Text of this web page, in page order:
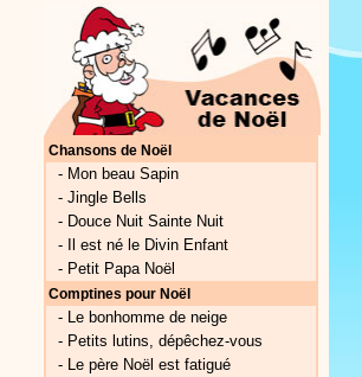
Chansons de Noël
- Mon beau Sapin
- Jingle Bells
- Douce Nuit Sainte Nuit
-
Il est né le Divin Enfant
- Petit Papa Noël
Comptines pour Noël
- Le bonhomme de neige
- Petits lutins, dépêchez-vous
- Le père Noël est fatigué